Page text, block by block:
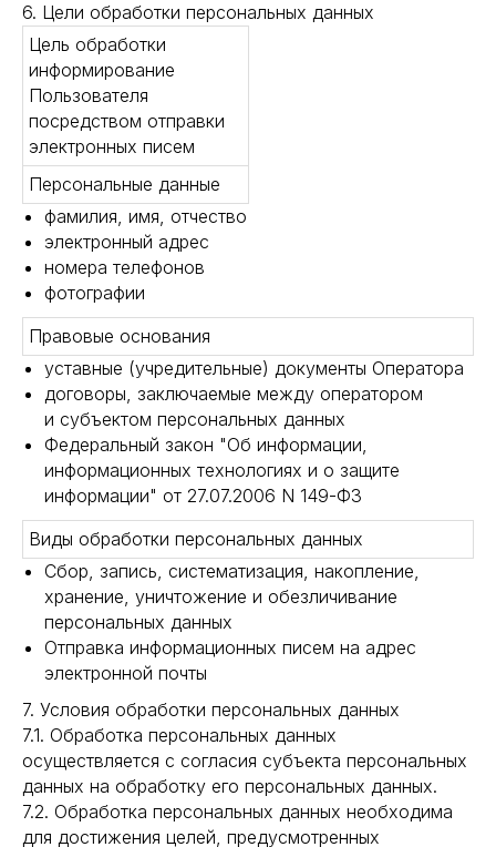
6. Цели обработки персональных данных
Цель обработки
информирование
Пользователя
посредством отправки
электронных писем
Персональные данные
фамилия, имя, отчество
электронный адрес
номера телефонов
фотографии
Правовые основания
уставные (учредительные) документы Оператора
договоры, заключаемые между оператором
и субъектом персональных данных
Федеральный закон "Об информации,
информационных технологиях и о защите
информации" от 27.07.2006 N 149-ФЗ
Виды обработки персональных данных
Сбор, запись, систематизация, накопление,
хранение, уничтожение и обезличивание
персональных данных
Отправка информационных писем на адрес
электронной почты
7. Условия обработки персональных данных
7.1. Обработка персональных данных
осуществляется с согласия субъекта персональных
данных на обработку его персональных данных.
7.2. Обработка персональных данных необходима
для достижения целей, предусмотренных